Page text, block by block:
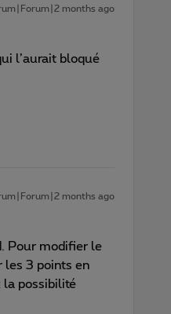
months ago
l’aurait bloqué
months ago
Pour modifier le
les 3 points en
la possibilité